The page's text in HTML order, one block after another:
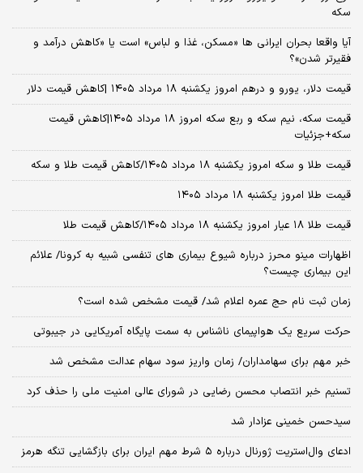
سکه
آیا واقعا بحران ایرانی ها «مسکن، غذا و لباس» است یا «کاهش درآمد و
فقیرتر شدن»؟
قیمت دلار، یورو و درهم امروز یکشنبه ۱۸ مرداد ۱۴۰۵ |کاهش قیمت دلار
قیمت سکه، نیم سکه و ربع سکه امروز ۱۸ مرداد ۱۴۰۵|کاهش قیمت
سکه+جزئیات
قیمت طلا و سکه امروز یکشنبه ۱۸ مرداد ۱۴۰۵/کاهش قیمت طلا و سکه
قیمت طلا امروز یکشنبه ۱۸ مرداد ۱۴۰۵
قیمت طلا ۱۸ عیار امروز یکشنبه ۱۸ مرداد ۱۴۰۵/کاهش قیمت طلا
اظهارات مینو محرز درباره شیوع بیماری‌ های تنفسی شبیه به کرونا/ علائم
این بیماری چیست؟
زمان ثبت‌ نام حج عمره اعلام شد/ قیمت مشخص شده است؟
حرکت سریع یک هواپیمای ناشناس به سمت پایگاه آمریکایی در جیبوتی
خبر مهم برای سهامداران/ زمان واریز سود سهام عدالت مشخص شد
تسنیم خبر انتصاب محسن رضایی در شورای عالی امنیت ملی را حذف کرد
سیدحسن خمینی عزادار شد
ادعای وال‌استریت ژورنال درباره ۵ شرط مهم ایران برای بازگشایی تنگه هرمز